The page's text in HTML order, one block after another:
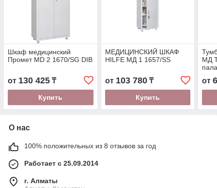
Шкаф медицинский
Промет MD 2 1670/SG DIB
от 130 425 ₸
Купить
МЕДИЦИНСКИЙ ШКАФ
HILFE МД 1 1657/SS
от 103 780₸
Купить
МД
от
О нас
100% положительных из 8 отзывов за год
Работает с 25.09.2014
г. Алматы